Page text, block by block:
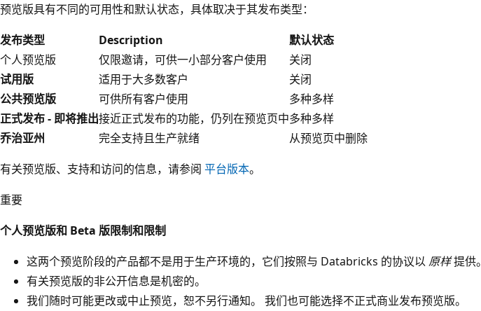
预览版具有不同的可用性和默认状态，具体取决于其发布类型：
发布类型
Description
默认状态
个人预览版
仅限邀请，可供一小部分客户使用
关闭
试用版
适用于大多数客户
关闭
公共预览版
可供所有客户使用
多种多样
正式发布 - 即将推出接近正式发布的功能，仍列在预览页中多种多样
乔治亚州
完全支持且生产就绪
从预览页中删除
有关预览版、支持和访问的信息，请参阅 平台版本。
重要
个人预览版和 Beta 版限制和限制
这两个预览阶段的产品都不是用于生产环境的，它们按照与 Databricks 的协议以 原样提供。
有关预览版的非公开信息是机密的。
我们随时可能更改或中止预览，恕不另行通知。 我们也可能选择不正式商业发布预览版。